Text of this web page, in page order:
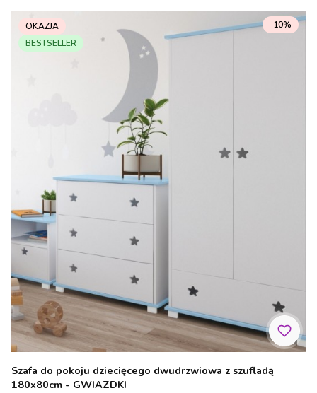
OKAZJA
BESTSELLER
Szafa do pokoju dziecięcego dwudrzwiowa z szufladą
180x80cm - GWIAZDKI
-10%